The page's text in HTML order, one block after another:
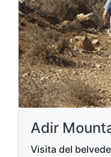
Adir
Visita del